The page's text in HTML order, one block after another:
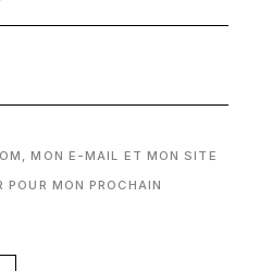
MON E-MAIL ET MON SITE
POUR MON PROCHAIN